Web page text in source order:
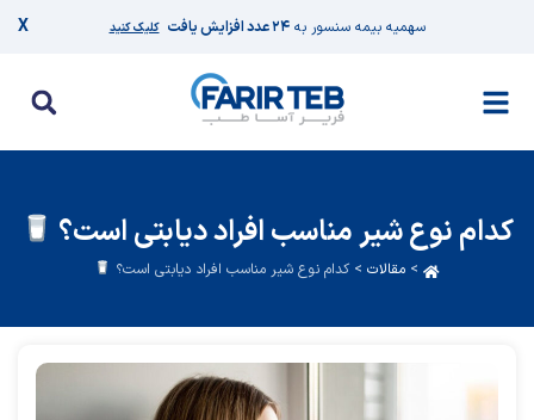
سهمیه بیمه سنسور به۲۴ عدد افزایش یافت کلیک کنید X
کدام نوع شیر مناسب افراد دیابتی است؟
>مقالات >کدام نوع شیر مناسب افراد دیابتی است؟